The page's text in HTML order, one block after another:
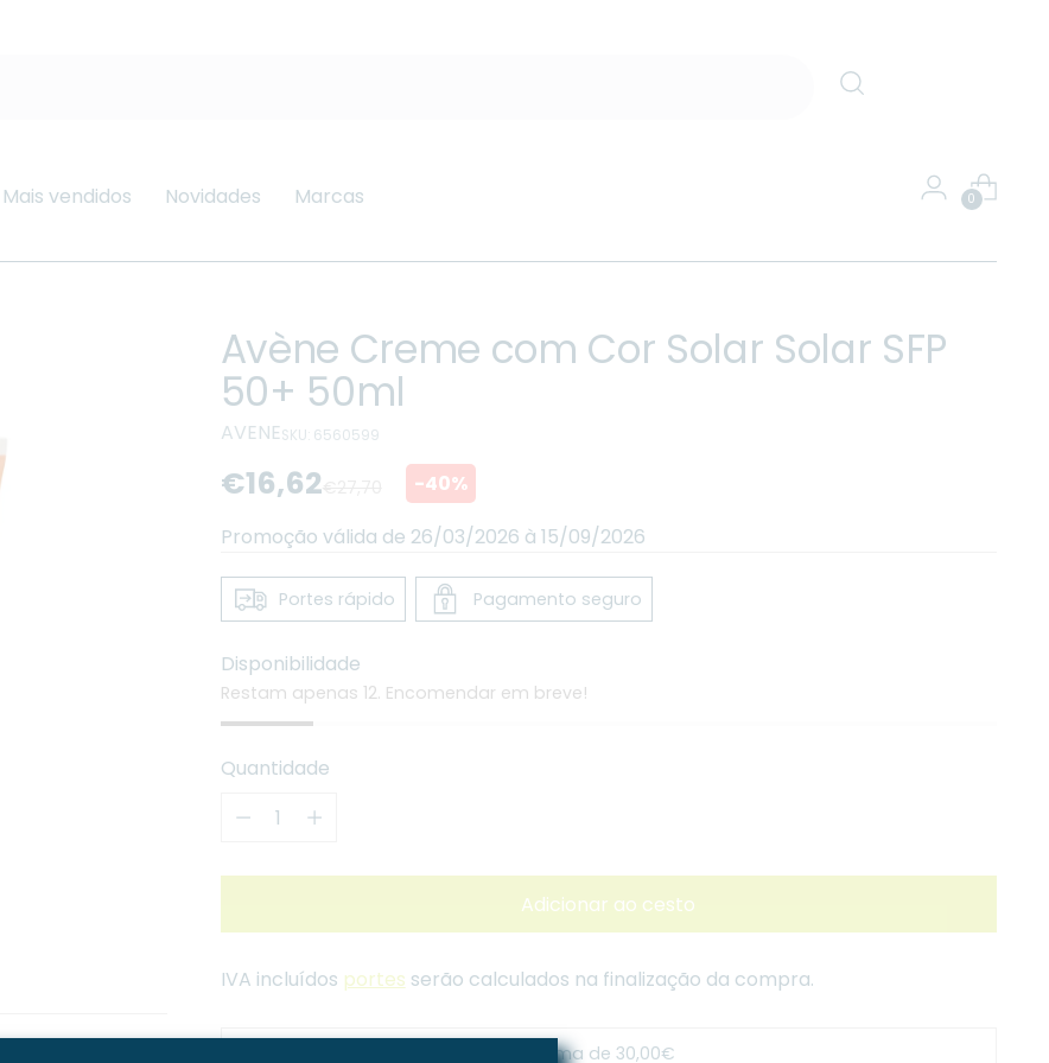
Mais vendidos Novidades Marcas 0
Avène Creme com Cor Solar Solar SFP
50+ 50ml
AVENESKU: 6560599
€16,62
-40%
Promoção válida de 26/03/2026 à 15/09/2026
Portes rápido Pagamento seguro
Disponibilidade
Restam apenas 12. Encomendar em breve!
Quantidade
Quantidade
Adicionar ao cesto
IVA incluídos portes serão calculados na finalização da compra.
Portes grátis para compras acima de 30,00€